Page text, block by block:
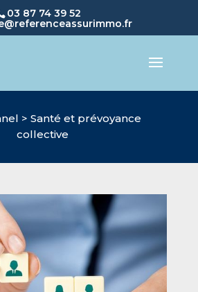
03 87 74 39 52
> Santé et prévoyance
collective